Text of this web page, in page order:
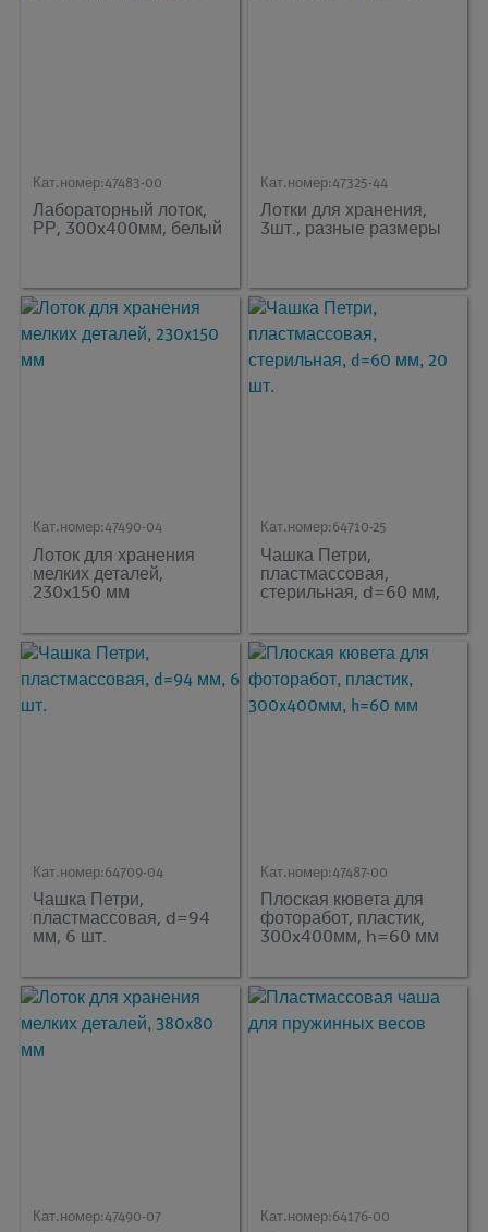
Кат.номер:47483-00
Лабораторный лоток,
РР, 300x400мм, белый
Кат.номер:47325-44
Лотки для хранения,
3шт., разные размеры
Кат.номер:47490-04
Лоток для хранения
мелких деталей,
230x150 мм
Кат.номер:64710-25
Чашка Петри,
пластмассовая,
стерильная, d=60 мм,
Кат.номер:64709-04
Чашка Петри,
пластмассовая, d=94
мм, 6 шт.
Кат.номер:47487-00
Плоская кювета для
фоторабот, пластик,
300x400мм, h=60 мм
Кат.номер:47490-07 Кат.номер:64176-00